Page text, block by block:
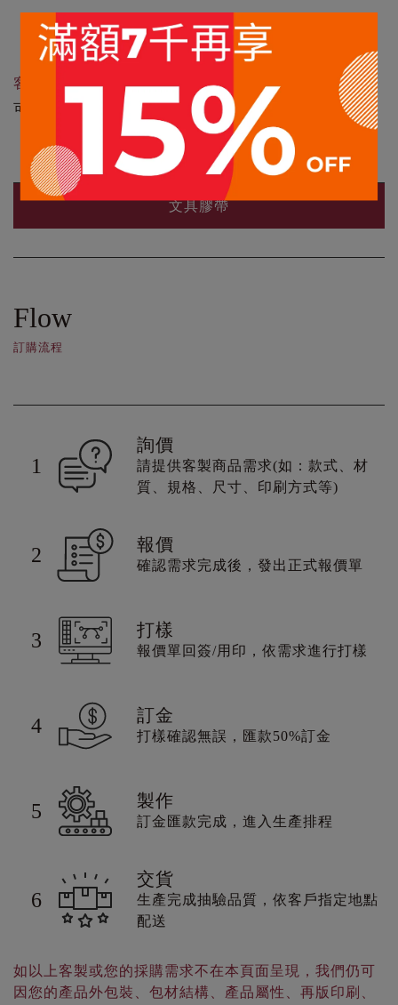
客製化服務
可依客戶需求訂製尺寸
文具膠帶
Flow
訂購流程
1
詢價
請提供客製商品需求(如：款式、材
質、規格、尺寸、印刷方式等)
2 報價
確認需求完成後，發出正式報價單
3 打樣
報價單回簽/用印，依需求進行打樣
4 訂金
打樣確認無誤，匯款50%訂金
5 製作
訂金匯款完成，進入生產排程
6
交貨
生產完成抽驗品質，依客戶指定地點
配送
如以上客製或您的採購需求不在本頁面呈現，我們仍可
因您的產品外包裝、包材結構、產品屬性、再版印刷、